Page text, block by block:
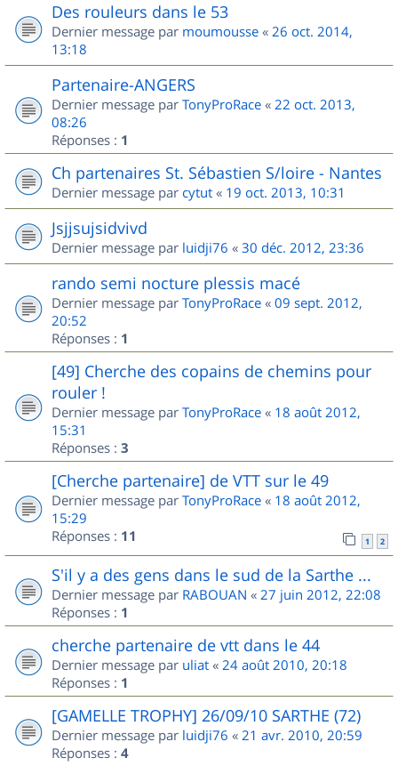
Des rouleurs dans le 53
Dernier message par moumousse « 26 oct. 2014,
13:18
Partenaire-ANGERS
Dernier message par TonyProRace « 22 oct. 2013,
08:26
Réponses : 1
Ch partenaires St. Sébastien S/loire - Nantes
Dernier message par cytut « 19 oct. 2013, 10:31
Jsjjsujsidvivd
Dernier message par luidji76 « 30 déc. 2012, 23:36
rando semi nocture plessis macé
Dernier message par TonyProRace « 09 sept. 2012,
20:52
Réponses : 1
[49] Cherche des copains de chemins pour
rouler !
Dernier message par TonyProRace « 18 août 2012,
15:31
Réponses : 3
[Cherche partenaire] de VTT sur le 49
Dernier message par TonyProRace « 18 août 2012,
15:29
Réponses : 11 1 2
S'il y a des gens dans le sud de la Sarthe ...
Dernier message par RABOUAN « 27 juin 2012, 22:08
Réponses : 1
cherche partenaire de vtt dans le 44
Dernier message par uliat « 24 août 2010, 20:18
Réponses : 1
[GAMELLE TROPHY] 26/09/10 SARTHE (72)
Dernier message par luidji76 « 21 avr. 2010, 20:59
Réponses : 4